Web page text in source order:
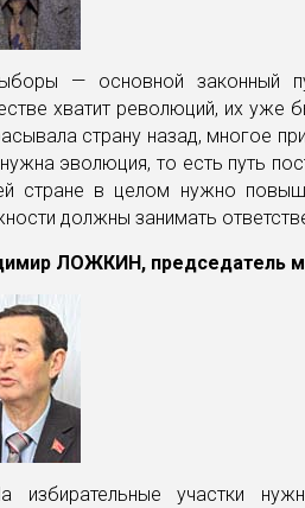
— основной законный
хватит революций, их уже
страну назад, многое
эволюция, то есть путь
стране в целом нужно
должны занимать
ЛОЖКИН, председатель
избирательные участки